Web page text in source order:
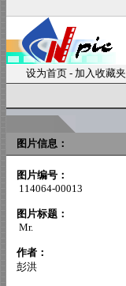
设为首页 - 加入收藏夹
图片信息：
图片编号：
114064-00013
图片标题：
Mr.
作者：
彭洪